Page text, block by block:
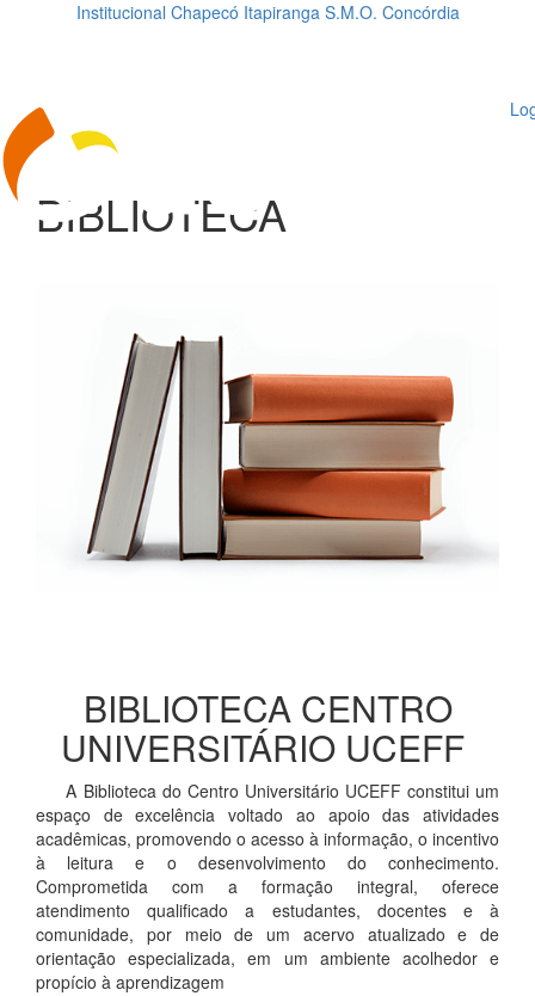
Institucional Chapecó Itapiranga S.M.O. Concórdia
BIBLIOTECA
BIBLIOTECA CENTRO
UNIVERSITÁRIO UCEFF
A Biblioteca do Centro Universitário UCEFF constitui um
espaço de excelência voltado ao apoio das atividades
acadêmicas, promovendo o acesso à informação, o incentivo
à leitura e o desenvolvimento do conhecimento.
Comprometida com a formação integral, oferece
atendimento qualificado a estudantes, docentes e à
comunidade, por meio de um acervo atualizado e de
orientação especializada, em um ambiente acolhedor e
propício à aprendizagem